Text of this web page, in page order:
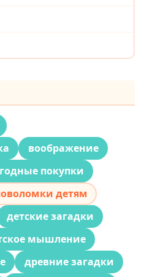
воображение
покупки
детям
детские загадки
мышление
древние загадки